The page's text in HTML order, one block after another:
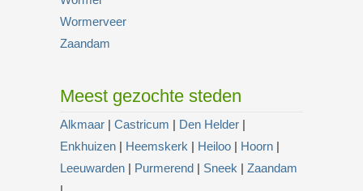
Wormerveer
Zaandam
Meest gezochte steden
Alkmaar | Castricum | Den Helder |
Enkhuizen | Heemskerk | Heiloo | Hoorn |
Leeuwarden | Purmerend | Sneek | Zaandam